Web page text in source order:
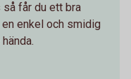
får du ett bra
enkel och smidig